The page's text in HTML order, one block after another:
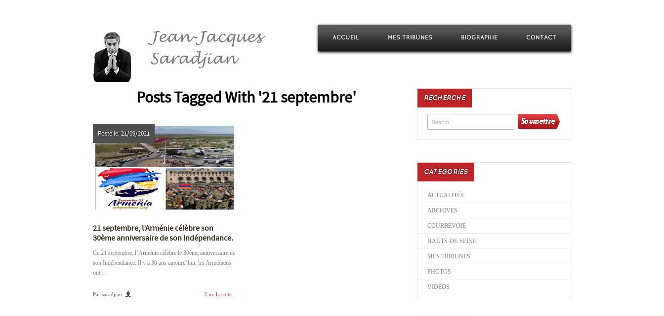
ACCUEIL MES TRIBUNES BIOGRAPHIE CONTACT
Posts Tagged With '21 septembre'
Posté le: 21/09/2021
21 septembre, l’Arménie célèbre son
30ème anniversaire de son Indépendance.
Ce 21 septembre, l’Arménie célèbre le 30ème anniversaire de
son Indépendance. Il y a 30 ans aujourd’hui, les Arméniens
ont...
Par saradjian Lire la suite...
RECHERCHE
CATEGORIES
ACTUALITÉS
ARCHIVES
COURBEVOIE
HAUTS-DE-SEINE
MES TRIBUNES
PHOTOS
VIDÉOS